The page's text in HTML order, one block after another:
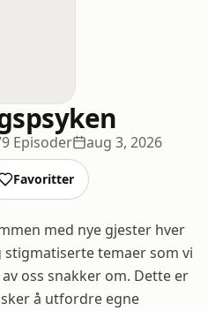
Episoder aug 3, 2026
Favoritter
med nye gjester hver
temaer som vi
oss snakker om. Dette er
å utfordre egne